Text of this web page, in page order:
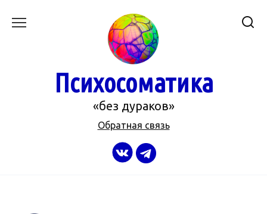
Психосоматика
«без дураков»
Обратная связь